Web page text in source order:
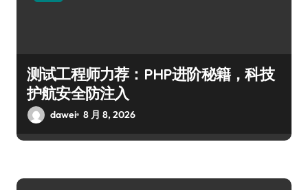
测试工程师力荐：PHP进阶秘籍，科技
护航安全防注入
dawei 8 月 8, 2026